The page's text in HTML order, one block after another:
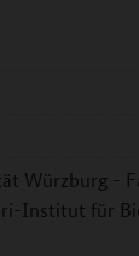
Würzburg -
Institut für